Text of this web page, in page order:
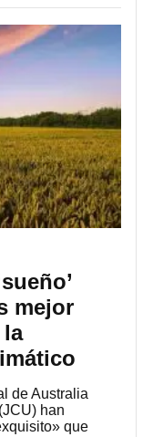
mejor
la
de Australia
han
que